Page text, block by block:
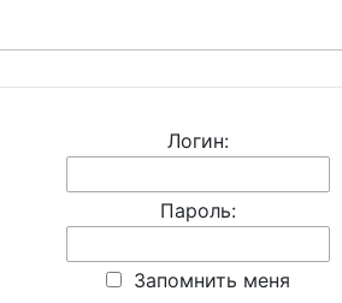
Логин:
Пароль:
Запомнить меня